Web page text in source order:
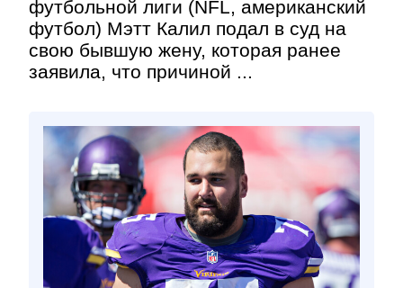
футбольной лиги (NFL, американский
футбол) Мэтт Калил подал в суд на
свою бывшую жену, которая ранее
заявила, что причиной ...